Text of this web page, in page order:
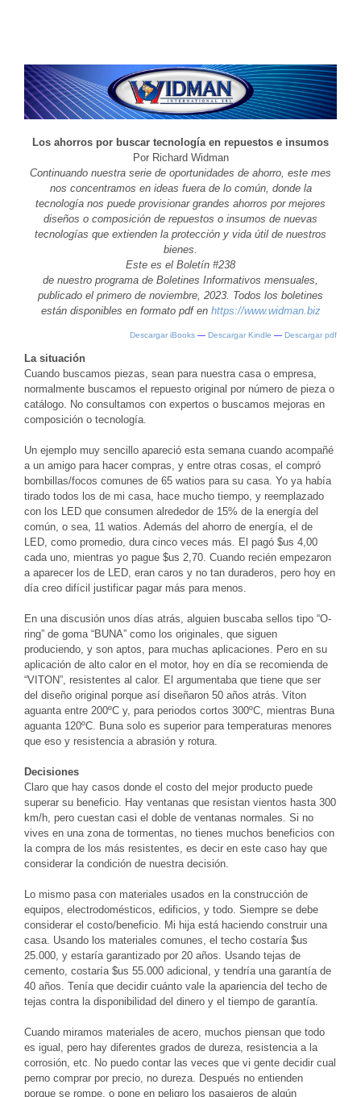
Los ahorros por buscar tecnología en repuestos e insumos
Por Richard Widman
Continuando nuestra serie de oportunidades de ahorro, este mes
nos concentramos en ideas fuera de lo común, donde la
tecnología nos puede provisionar grandes ahorros por mejores
diseños o composición de repuestos o insumos de nuevas
tecnologías que extienden la protección y vida útil de nuestros
bienes.
Este es el Boletín #238
de nuestro programa de Boletines Informativos mensuales,
publicado el primero de noviembre, 2023. Todos los boletines
están disponibles en formato pdf en https://www.widman.biz
Descargar iBooks — Descargar Kindle — Descargar pdf
La situación
Cuando buscamos piezas, sean para nuestra casa o empresa,
normalmente buscamos el repuesto original por número de pieza o
catálogo. No consultamos con expertos o buscamos mejoras en
composición o tecnología.
Un ejemplo muy sencillo apareció esta semana cuando acompañé
a un amigo para hacer compras, y entre otras cosas, el compró
bombillas/focos comunes de 65 watios para su casa. Yo ya había
tirado todos los de mi casa, hace mucho tiempo, y reemplazado
con los LED que consumen alrededor de 15% de la energía del
común, o sea, 11 watios. Además del ahorro de energía, el de
LED, como promedio, dura cinco veces más. El pagó $us 4,00
cada uno, mientras yo pague $us 2,70. Cuando recién empezaron
a aparecer los de LED, eran caros y no tan duraderos, pero hoy en
día creo difícil justificar pagar más para menos.
En una discusión unos días atrás, alguien buscaba sellos tipo “O-
ring” de goma “BUNA” como los originales, que siguen
produciendo, y son aptos, para muchas aplicaciones. Pero en su
aplicación de alto calor en el motor, hoy en día se recomienda de
“VITON”, resistentes al calor. El argumentaba que tiene que ser
del diseño original porque así diseñaron 50 años atrás. Viton
aguanta entre 200ºC y, para periodos cortos 300ºC, mientras Buna
aguanta 120ºC. Buna solo es superior para temperaturas menores
que eso y resistencia a abrasión y rotura.
Decisiones
Claro que hay casos donde el costo del mejor producto puede
superar su beneficio. Hay ventanas que resistan vientos hasta 300
km/h, pero cuestan casi el doble de ventanas normales. Si no
vives en una zona de tormentas, no tienes muchos beneficios con
la compra de los más resistentes, es decir en este caso hay que
considerar la condición de nuestra decisión.
Lo mismo pasa con materiales usados en la construcción de
equipos, electrodomésticos, edificios, y todo. Siempre se debe
considerar el costo/beneficio. Mi hija está haciendo construir una
casa. Usando los materiales comunes, el techo costaría $us
25.000, y estaría garantizado por 20 años. Usando tejas de
cemento, costaría $us 55.000 adicional, y tendría una garantía de
40 años. Tenía que decidir cuánto vale la apariencia del techo de
tejas contra la disponibilidad del dinero y el tiempo de garantía.
Cuando miramos materiales de acero, muchos piensan que todo
es igual, pero hay diferentes grados de dureza, resistencia a la
corrosión, etc. No puedo contar las veces que vi gente decidir cual
perno comprar por precio, no dureza. Después no entienden
porque se rompe, o pone en peligro los pasajeros de algún